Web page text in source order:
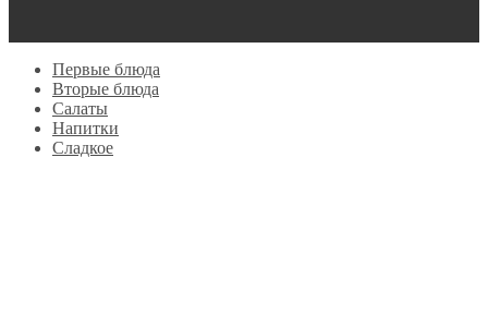
Первые блюда
Вторые блюда
Салаты
Напитки
Сладкое